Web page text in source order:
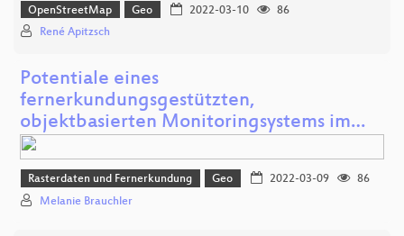
OpenStreetMap Geo 2022-03-10
86
René Apitzsch
Potentiale eines
fernerkundungsgestützten,
objektbasierten Monitoringsystems im…
Rasterdaten und Fernerkundung Geo 2022-03-09
86
Melanie Brauchler